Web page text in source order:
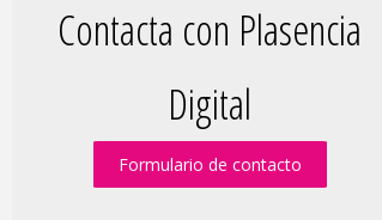
Contacta con Plasencia
Digital
Formulario de contacto